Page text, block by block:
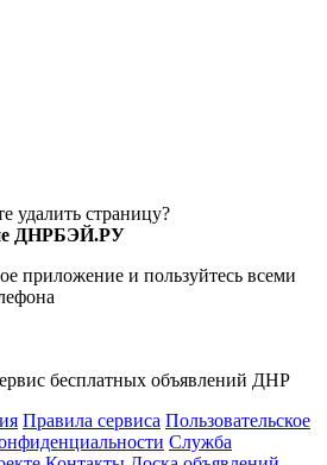
удалить страницу?
ДНРБЭЙ.РУ
приложение и пользуйтесь всеми
бесплатных объявлений ДНР
Правила сервиса Пользовательское
Служба